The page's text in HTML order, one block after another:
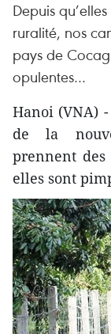
Depuis
ruralité, nos
pays de
opulentes…
Hanoi (VNA)
de la
prennent des
elles sont